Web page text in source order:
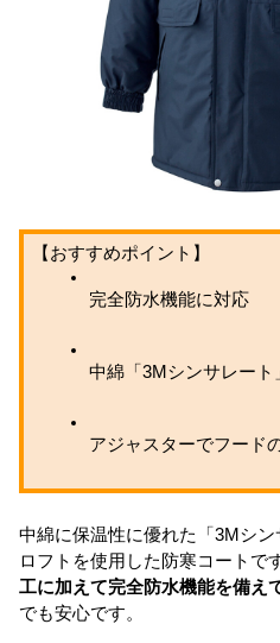
【おすすめポイント】
完全防水機能に対応
中綿「3Mシンサレート
アジャスターでフード
中綿に保温性に優れた「3Mシ
ロフトを使用した防寒コートで
工に加えて完全防水機能を備え
でも安心です。